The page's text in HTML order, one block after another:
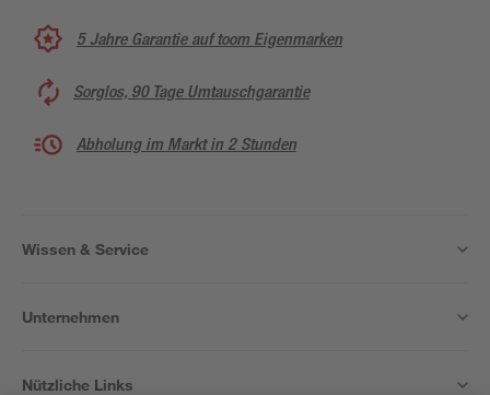
5 Jahre Garantie auf toom Eigenmarken
Sorglos, 90 Tage Umtauschgarantie
Abholung im Markt in 2 Stunden
Wissen & Service
Unternehmen
Nützliche Links